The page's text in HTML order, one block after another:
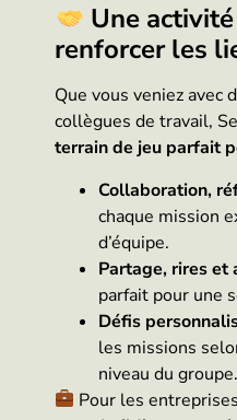
Une
renforcer les
Que vous veniez avec
collègues de travail,
terrain de jeu parfait
Collaboration,
chaque mission
d’équipe.
Partage, rires et
parfait pour une
Défis
les missions
niveau du groupe.
Pour les